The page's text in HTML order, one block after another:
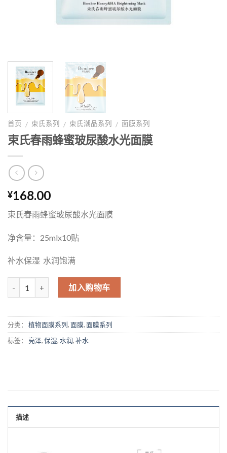
首页 / 束氏系列 / 束氏潮品系列 / 面膜系列
束氏春雨蜂蜜玻尿酸水光面膜
¥168.00
束氏春雨蜂蜜玻尿酸水光面膜
净含量：25mlx10贴
补水保湿 水润饱满
加入购物车
分类： 植物面膜系列,面膜,面膜系列
标签： 亮泽,保湿, 水润,补水
描述